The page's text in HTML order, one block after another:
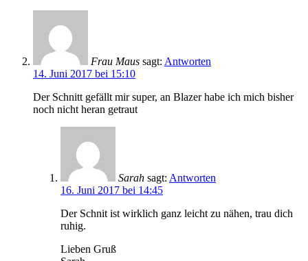
Frau Maus sagt: Antworten
14. Juni 2017 bei 15:10
Der Schnitt gefällt mir super, an Blazer habe ich mich bisher
noch nicht heran getraut
Sarah sagt: Antworten
16. Juni 2017 bei 14:45
Der Schnit ist wirklich ganz leicht zu nähen, trau dich
ruhig.
Lieben Gruß